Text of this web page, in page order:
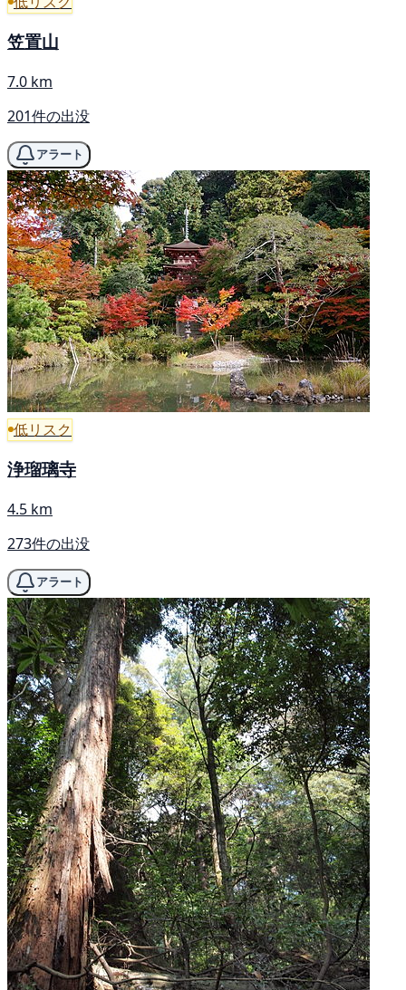
笠置山
7.0 km
201件の出没
アラート
低リスク
浄瑠璃寺
4.5 km
273件の出没
アラート